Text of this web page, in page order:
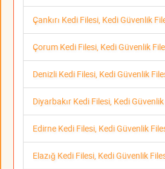
Çankırı Kedi Filesi, Kedi Güvenlik
Çorum Kedi Filesi, Kedi Güvenlik
Denizli Kedi Filesi, Kedi Güvenlik
Diyarbakır Kedi Filesi, Kedi
Edirne Kedi Filesi, Kedi Güvenlik
Elazığ Kedi Filesi, Kedi Güvenlik